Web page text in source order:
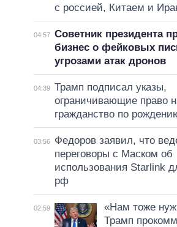
с россией, Китаем и
04:57 Советник президента
бизнес о фейковых
угрозами атак дронов
04:39 Трамп подписал указы,
ограничивающие право
гражданство по
03:56
Федоров заявил, что
переговоры с Маском об
использования Starlink
рф
02:59
«Нам тоже
Трамп